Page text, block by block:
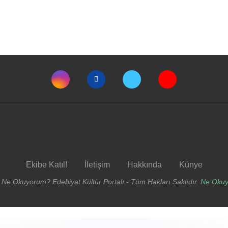
Ekibe Katıl! İletişim Hakkında Künye
Okuyorum? Edebiyat Kültür Portalı - Tüm Hakları Saklıdır. Ne